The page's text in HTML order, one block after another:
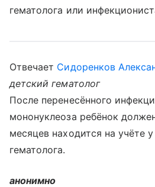
гематолога или
Отвечает Сидоренков
детский гематолог
После перенесённого
мононуклеоза ребёнок
месяцев находится на учёте
гематолога.
анонимно